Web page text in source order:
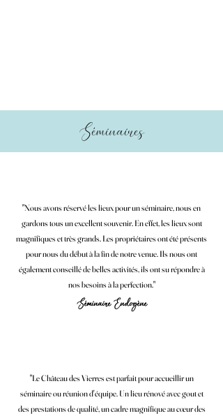
Séminaires
"Nous avons réservé les lieux pour un séminaire, nous en
gardons tous un excellent souvenir. En effet, les lieux sont
magnifiques et très grands. Les propriétaires ont été présents
pour nous du début à la fin de notre venue. Ils nous ont
également conseillé de belles activités, ils ont su répondre à
nos besoins à la perfection."
Séminaire Endogène
"Le Château des Vierres est parfait pour accueillir un
séminaire ou réunion d'équipe. Un lieu rénové avec gout et
des prestations de qualité, un cadre magnifique au cœur des